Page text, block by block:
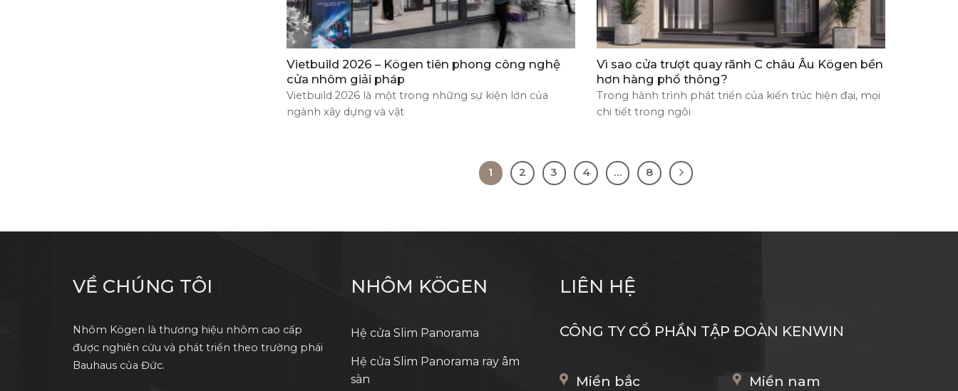
Vietbuild 2026 – Kögen tiên phong công nghệ
cửa nhôm giải pháp
Vietbuild 2026 là một trong những sự kiện lớn của
ngành xây dựng và vật
Vì sao cửa trượt quay rãnh C châu Âu Kögen bền
hơn hàng phổ thông?
Trong hành trình phát triển của kiến trúc hiện đại, mọi
chi tiết trong ngôi
1 2 3 4 … 8
VỀ CHÚNG TÔI
Nhôm Kögen là thương hiệu nhôm cao cấp
được nghiên cứu và phát triển theo trường phái
Bauhaus của Đức.
NHÔM KÖGEN
Hệ cửa Slim Panorama
Hệ cửa Slim Panorama ray âm
sàn
LIÊN HỆ
CÔNG TY CỔ PHẦN TẬP ĐOÀN KENWIN
Miền bắc Miền nam